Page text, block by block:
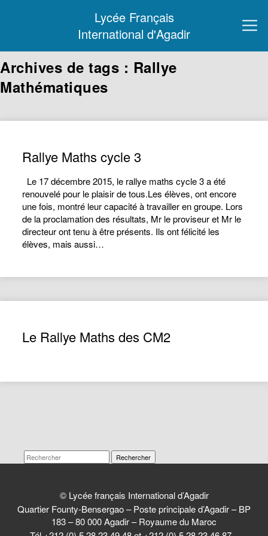
Lycée Français
International d'Agadir
Archives de tags : Rallye
Mathématiques
Rallye Maths cycle 3
Le 17 décembre 2015, le rallye maths cycle 3 a été
renouvelé pour le plaisir de tous.Les élèves, ont encore
une fois, montré leur capacité à travailler en groupe. Lors
de la proclamation des résultats, Mr le proviseur et Mr le
directeur ont tenu à être présents. Ils ont félicité les
élèves, mais aussi…
Le Rallye Maths des CM2
Rechercher
© Lycée français International d’Agadir
Quartier Founty-Bensergao – Poste principale d’Agadir – BP
183 – 80 000 Agadir – Royaume du Maroc